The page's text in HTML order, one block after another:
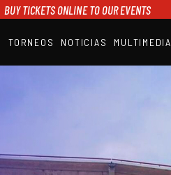
BUY TICKETS ONLINE TO OUR EVENTS
TORNEOS NOTICIAS MULTIMEDIA
STREAMING